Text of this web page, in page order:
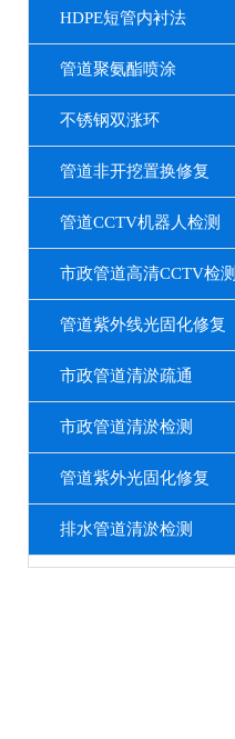
HDPE短管内衬法
管道聚氨酯喷涂
不锈钢双涨环
管道非开挖置换修复
管道CCTV机器人检测
市政管道高清CCTV检测
管道紫外线光固化修复
市政管道清淤疏通
市政管道清淤检测
管道紫外光固化修复
排水管道清淤检测